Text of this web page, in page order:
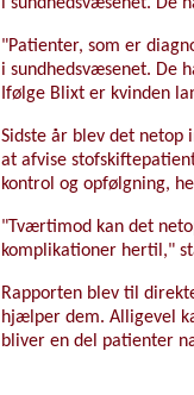
"Patienter, som er
i sundhedsvæsenet. De
Ifølge Blixt er kvinden
Sidste år blev det netop
at afvise
kontrol og opfølgning,
"Tværtimod kan det
komplikationer hertil,"
Rapporten blev til
hjælper dem. Alligevel
bliver en del patienter